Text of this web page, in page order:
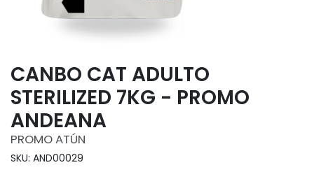
CANBO CAT ADULTO
STERILIZED 7KG - PROMO
ANDEANA
PROMO ATÚN
SKU: AND00029